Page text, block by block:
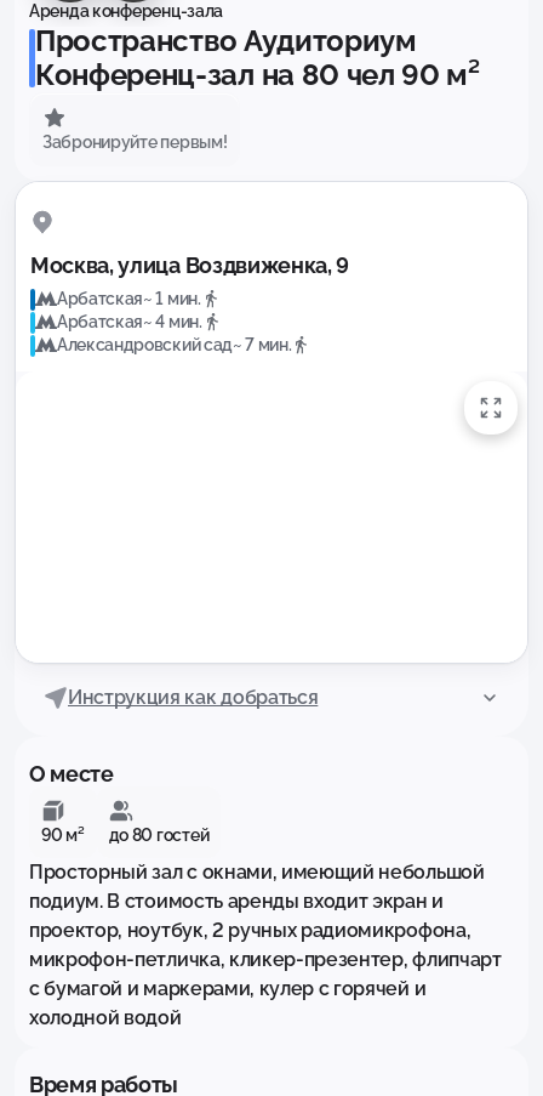
Аренда конференц-зала
Пространство Аудиториум
Конференц-зал на 80 чел 90 м²
Забронируйте первым!
Москва, улица Воздвиженка, 9
Арбатская~ 1 мин.
Арбатская~ 4 мин.
Александровский сад~ 7 мин.
Инструкция как добраться
О месте
90 м² до 80 гостей
Просторный зал с окнами, имеющий небольшой
подиум. В стоимость аренды входит экран и
проектор, ноутбук, 2 ручных радиомикрофона,
микрофон-петличка, кликер-презентер, флипчарт
с бумагой и маркерами, кулер с горячей и
холодной водой
Время работы